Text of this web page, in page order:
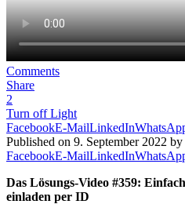
Comments
Share
2
Turn off Light
FacebookE-MailLinkedIn
Published on 9. September 2022 by
FacebookE-MailLinkedIn
Das Lösungs-Video #359:
einladen per ID